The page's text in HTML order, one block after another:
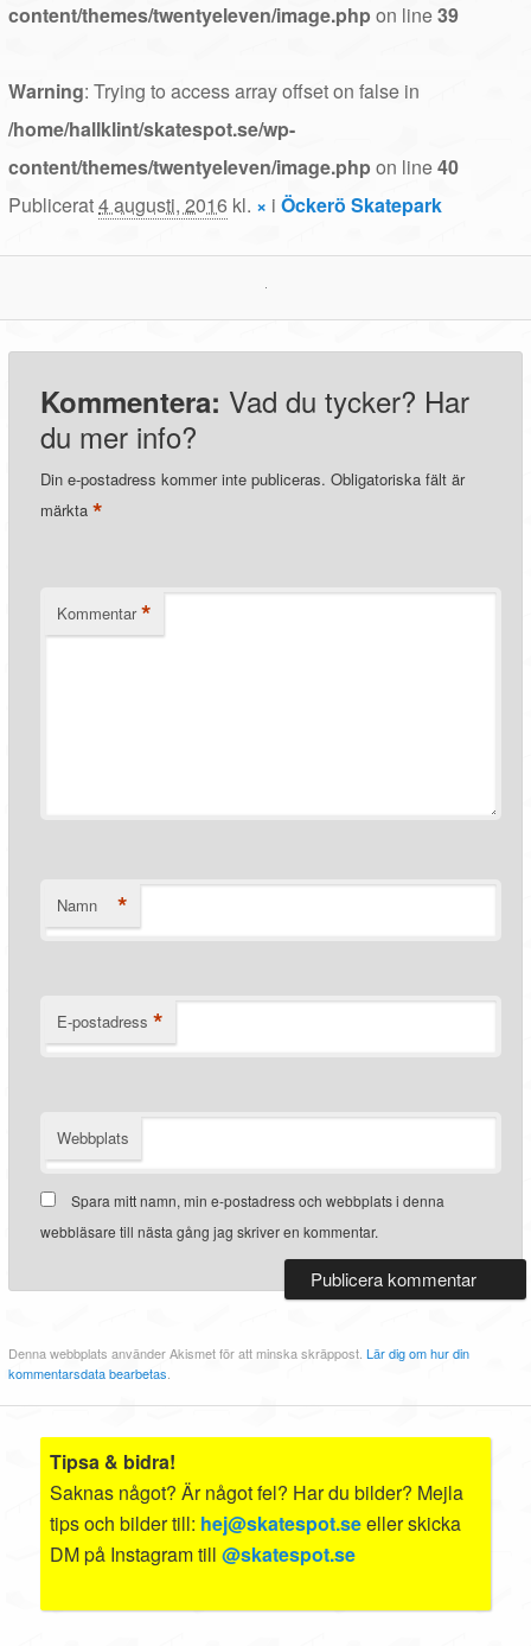
content/themes/twentyeleven/image.php on line39
Warning: Trying to access array offset on false in
/home/hallklint/skatespot.se/wp-
content/themes/twentyeleven/image.php on line40
Publicerat4 augusti, 2016 kl. × iÖckerö Skatepark
Kommentera: Vad du tycker? Har
du mer info?
Din e-postadress kommer inte publiceras. Obligatoriska fält är
märkta*
Kommentar *
Namn *
E-postadress *
Webbplats
Spara mitt namn, min e-postadress och webbplats i denna
webbläsare till nästa gång jag skriver en kommentar.
Denna webbplats använder Akismet för att minska skräppost.Lär dig om hur din
kommentarsdata bearbetas
Tipsa & bidra!
Saknas något? Är något fel? Har du bilder? Mejla
tips och bilder till: hej@skatespot.seeller skicka
DM på Instagram till@skatespot.se